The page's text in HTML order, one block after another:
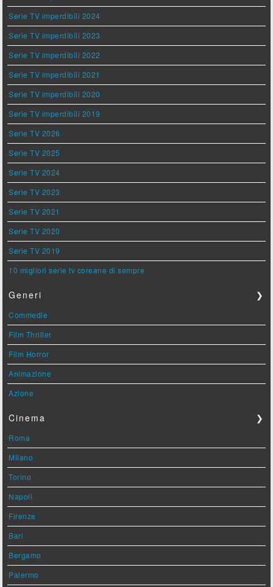
Serie TV imperdibili 2024
Serie TV imperdibili 2023
Serie TV imperdibili 2022
Serie TV imperdibili 2021
Serie TV imperdibili 2020
Serie TV imperdibili 2019
Serie TV 2026
Serie TV 2025
Serie TV 2024
Serie TV 2023
Serie TV 2021
Serie TV 2020
Serie TV 2019
10 migliori serie tv coreane di sempre
Generi ❯
Commedie
Film Thriller
Film Horror
Animazione
Azione
Cinema ❯
Roma
Milano
Torino
Napoli
Firenze
Bari
Bergamo
Palermo